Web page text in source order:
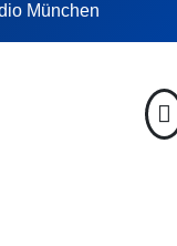
München